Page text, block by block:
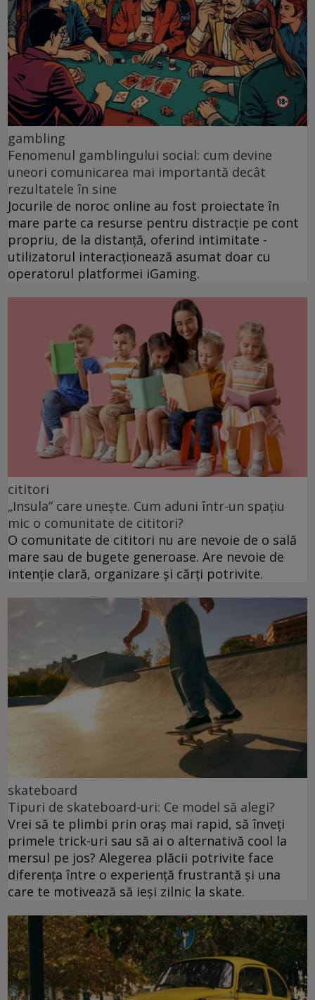
gambling
Fenomenul gamblingului social: cum devine
uneori comunicarea mai importantă decât
rezultatele în sine
Jocurile de noroc online au fost proiectate în
mare parte ca resurse pentru distracție pe cont
propriu, de la distanță, oferind intimitate -
utilizatorul interacționează asumat doar cu
operatorul platformei iGaming.
cititori
„Insula” care unește. Cum aduni într-un spațiu
mic o comunitate de cititori?
O comunitate de cititori nu are nevoie de o sală
mare sau de bugete generoase. Are nevoie de
intenție clară, organizare și cărți potrivite.
skateboard
Tipuri de skateboard-uri: Ce model să alegi?
Vrei să te plimbi prin oraș mai rapid, să înveți
primele trick-uri sau să ai o alternativă cool la
mersul pe jos? Alegerea plăcii potrivite face
diferența între o experiență frustrantă și una
care te motivează să ieși zilnic la skate.